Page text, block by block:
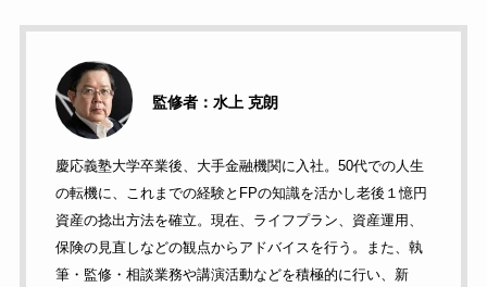
監修者：水上 克朗
慶応義塾大学卒業後、大手金融機関に入社。50代での人生
の転機に、これまでの経験とFPの知識を活かし老後１憶円
資産の捻出方法を確立。現在、ライフプラン、資産運用、
保険の見直しなどの観点からアドバイスを行う。また、執
筆・監修・相談業務や講演活動などを積極的に行い、新